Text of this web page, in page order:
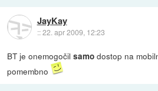
JayKay
::22. apr 2009, 12:23
BT je onemogočilsamo dostop na
pomembno